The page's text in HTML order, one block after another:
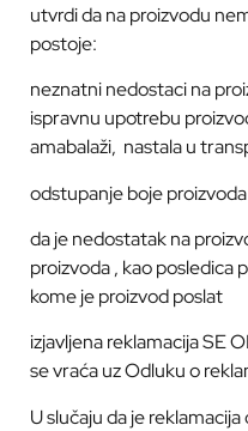
utvrdi da na proizvodu
postoje:
neznatni nedostaci na
ispravnu upotrebu
amabalaži, nastala u
odstupanje boje
da je nedostatak na
proizvoda , kao posledica
kome je proizvod poslat
izjavljena reklamacija SE
se vraća uz Odluku o
U slučaju da je